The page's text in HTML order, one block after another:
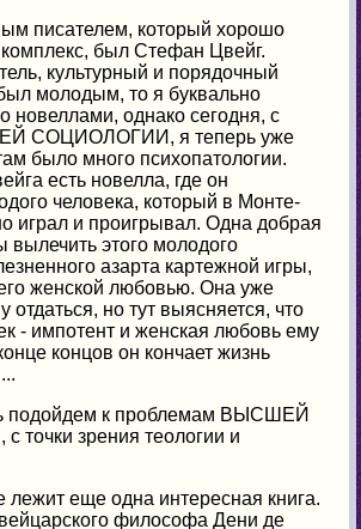
писателем, который хорошо
был Стефан Цвейг.
культурный и порядочный
молодым, то я буквально
новеллами, однако сегодня, с
СОЦИОЛОГИИ, я теперь уже
было много психопатологии.
есть новелла, где он
человека, который в Монте-
играл и проигрывал. Одна добрая
этого молодого
азарта картежной игры,
женской любовью. Она уже
отдаться, но тут выясняется, что
- импотент и женская любовь ему
концов он кончает жизнь
подойдем к проблемам ВЫСШЕЙ
зрения теологии и
лежит еще одна интересная книга.
философа Дени де